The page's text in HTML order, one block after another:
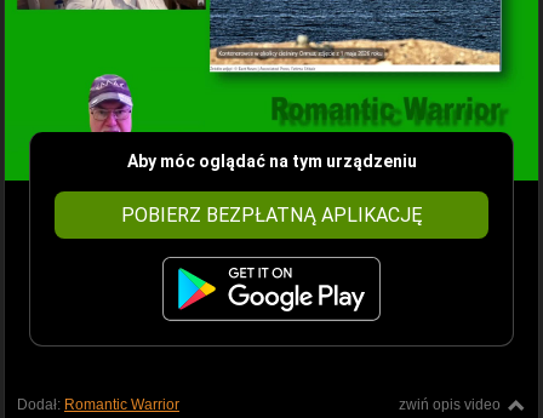
Aby móc oglądać na tym urządzeniu
POBIERZ BEZPŁATNĄ APLIKACJĘ
zwiń opis video
Dodał: Romantic Warrior